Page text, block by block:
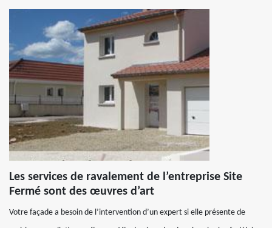
Les services de ravalement de l’entreprise Site
Fermé sont des œuvres d’art
Votre façade a besoin de l’intervention d’un expert si elle présente de